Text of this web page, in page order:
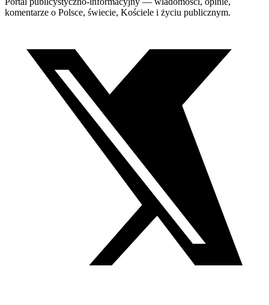
komentarze o Polsce, świecie, Kościele i życiu publicznym.